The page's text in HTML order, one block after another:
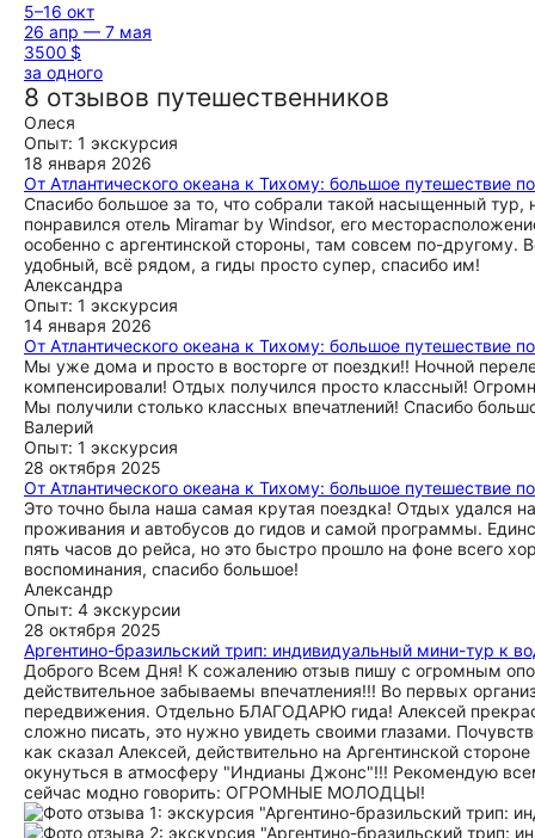
5–16 окт
26 апр — 7 мая
3500 $
за одного
8 отзывов путешественников
Олеся
Опыт: 1 экскурсия
18 января 2026
От Атлантического океана к Тихому: большое путешествие
Спасибо большое за то, что собрали такой насыщенный
понравился отель Miramar by Windsor, его
особенно с аргентинской стороны, там совсем по-другому.
удобный, всё рядом, а гиды просто супер, спасибо им!
Александра
Опыт: 1 экскурсия
14 января 2026
От Атлантического океана к Тихому: большое путешествие
Мы уже дома и просто в восторге от поездки!! Ночной
компенсировали! Отдых получился просто классный!
Мы получили столько классных впечатлений! Спасибо
Валерий
Опыт: 1 экскурсия
28 октября 2025
От Атлантического океана к Тихому: большое путешествие
Это точно была наша самая крутая поездка! Отдых удался
проживания и автобусов до гидов и самой программы.
пять часов до рейса, но это быстро прошло на фоне всего
воспоминания, спасибо большое!
Александр
Опыт: 4 экскурсии
28 октября 2025
Аргентино-бразильский трип: индивидуальный мини-тур к
Доброго Всем Дня! К сожалению отзыв пишу с огромным
действительное забываемы впечатления!!! Во первых
передвижения. Отдельно БЛАГОДАРЮ гида! Алексей
сложно писать, это нужно увидеть своими глазами.
как сказал Алексей, действительно на Аргентинской
окунуться в атмосферу "Индианы Джонс"!!! Рекомендую
сейчас модно говорить: ОГРОМНЫЕ МОЛОДЦЫ!